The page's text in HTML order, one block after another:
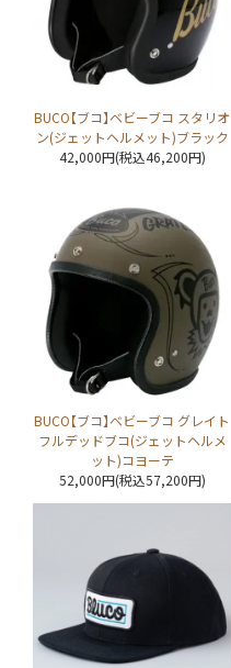
BUCO【ブコ】ベビーブコ スタリオ
ン(ジェットヘルメット)ブラック
42,000円(税込46,200円)
BUCO【ブコ】ベビーブコ グレイト
フルデッドブコ(ジェットヘルメ
ット)コヨーテ
52,000円(税込57,200円)